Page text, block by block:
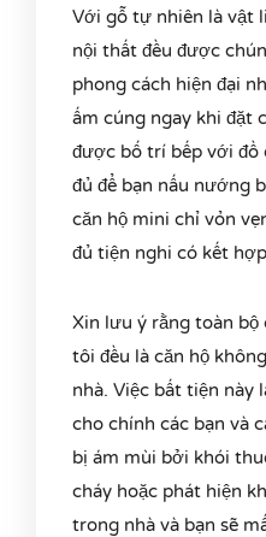
Với gỗ tự nhiên là vật
nội thất đều được
phong cách hiện đại
ấm cúng ngay khi đặt
được bố trí bếp với đồ
đủ để bạn nấu nướng
căn hộ mini chỉ vỏn
đủ tiện nghi có kết
Xin lưu ý rằng toàn bộ
tôi đều là căn hộ
nhà. Việc bất tiện này
cho chính các bạn và
bị ám mùi bởi khói
cháy hoặc phát hiện
trong nhà và bạn sẽ